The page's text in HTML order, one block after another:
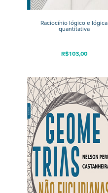
Raciocínio lógico e lógica
quantitativa
R$103,00